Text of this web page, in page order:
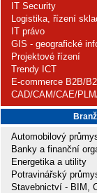
IT Security
Logistika, řízení
IT právo
GIS - geografické
Projektové řízení
Trendy ICT
E-commerce B2B/
CAD/CAM/CAE/
Automobilový
Banky a finanční
Energetika a utility
Potravinářský
Stavebnictví - BIM,